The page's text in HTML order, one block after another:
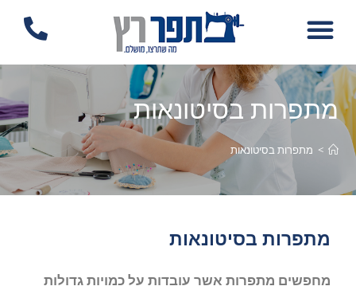
מתפרות בסיטונאות
> מתפרות בסיטונאות
מתפרות בסיטונאות
מחפשים מתפרות אשר עובדות על כמויות גדולות